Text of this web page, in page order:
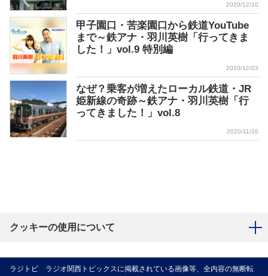
2020/12/10
甲子園口・苦楽園口から鉄道YouTube
まで～鉄アナ・羽川英樹「行ってきま
した！」vol.9 特別編
2020/12/03
なぜ？乗客が増えたローカル鉄道・JR
姫新線の奇跡～鉄アナ・羽川英樹「行
ってきました！」vol.8
2020/11/26
クッキーの使用について
ラジトピ ラジオ関西トピックスに掲載されている画像等、全内容の無断転